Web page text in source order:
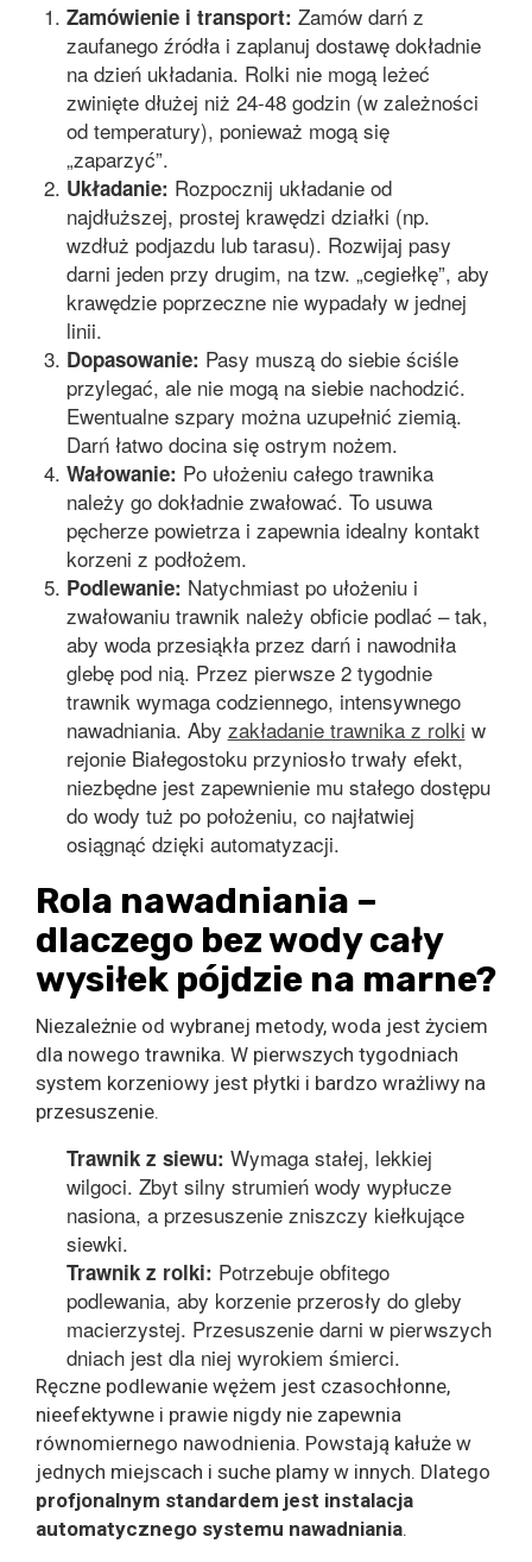
Zamówienie i transport: Zamów darń z
zaufanego źródła i zaplanuj dostawę dokładnie
na dzień układania. Rolki nie mogą leżeć
zwinięte dłużej niż 24-48 godzin (w zależności
od temperatury), ponieważ mogą się
„zaparzyć”.
Układanie: Rozpocznij układanie od
najdłuższej, prostej krawędzi działki (np.
wzdłuż podjazdu lub tarasu). Rozwijaj pasy
darni jeden przy drugim, na tzw. „cegiełkę”, aby
krawędzie poprzeczne nie wypadały w jednej
linii.
Dopasowanie: Pasy muszą do siebie ściśle
przylegać, ale nie mogą na siebie nachodzić.
Ewentualne szpary można uzupełnić ziemią.
Darń łatwo docina się ostrym nożem.
Wałowanie: Po ułożeniu całego trawnika
należy go dokładnie zwałować. To usuwa
pęcherze powietrza i zapewnia idealny kontakt
korzeni z podłożem.
Podlewanie: Natychmiast po ułożeniu i
zwałowaniu trawnik należy obficie podlać – tak,
aby woda przesiąkła przez darń i nawodniła
glebę pod nią. Przez pierwsze 2 tygodnie
trawnik wymaga codziennego, intensywnego
nawadniania. Aby zakładanie trawnika z rolki w
rejonie Białegostoku przyniosło trwały efekt,
niezbędne jest zapewnienie mu stałego dostępu
do wody tuż po położeniu, co najłatwiej
osiągnąć dzięki automatyzacji.
Rola nawadniania –
dlaczego bez wody cały
wysiłek pójdzie na marne?
Niezależnie od wybranej metody, woda jest życiem
dla nowego trawnika. W pierwszych tygodniach
system korzeniowy jest płytki i bardzo wrażliwy na
przesuszenie.
Trawnik z siewu: Wymaga stałej, lekkiej
wilgoci. Zbyt silny strumień wody wypłucze
nasiona, a przesuszenie zniszczy kiełkujące
siewki.
Trawnik z rolki: Potrzebuje obfitego
podlewania, aby korzenie przerosły do gleby
macierzystej. Przesuszenie darni w pierwszych
dniach jest dla niej wyrokiem śmierci.
Ręczne podlewanie wężem jest czasochłonne,
nieefektywne i prawie nigdy nie zapewnia
równomiernego nawodnienia. Powstają kałuże w
jednych miejscach i suche plamy w innych. Dlatego
profjonalnym standardem jest instalacja
automatycznego systemu nawadniania.